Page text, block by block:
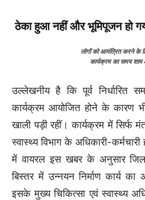
ठेका हुआ नहीं और भूमिपूजन हो
लोगों को आमंत्रित करने के
कार्यक्रम का समय
उल्लेखनीय है कि पूर्व
कार्यक्रम आयोजित होने के कारण
खाली पड़ी रहीं। कार्यक्रम में सिर्फ
स्वास्थ्य विभाग के अधिकारी-
में वायरल इस खबर के अनुसार
बिस्तर में उन्नयन निर्माण कार्य
इसके मुख्य चिकित्सा एवं स्वास्थ्य